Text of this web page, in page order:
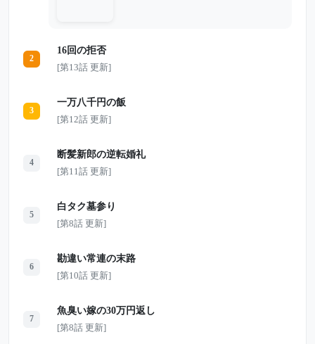
2
16回の拒否
[第13話 更新]
3
一万八千円の飯
[第12話 更新]
4
断髪新郎の逆転婚礼
[第11話 更新]
5
白タク墓参り
[第8話 更新]
6
勘違い常連の末路
[第10話 更新]
7
魚臭い嫁の30万円返し
[第8話 更新]